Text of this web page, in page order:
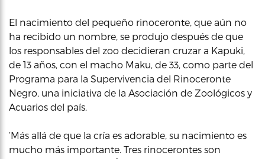
El nacimiento del pequeño rinoceronte, que aún no
ha recibido un nombre, se produjo después de que
los responsables del zoo decidieran cruzar a Kapuki,
de 13 años, con el macho Maku, de 33, como parte del
Programa para la Supervivencia del Rinoceronte
Negro, una iniciativa de la Asociación de Zoológicos y
Acuarios del país.
‘Más allá de que la cría es adorable, su nacimiento es
mucho más importante. Tres rinocerontes son